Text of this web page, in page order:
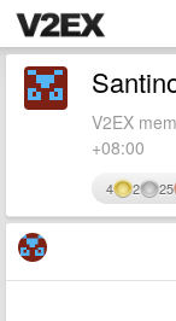
V2EX
+08:00
4 2 25